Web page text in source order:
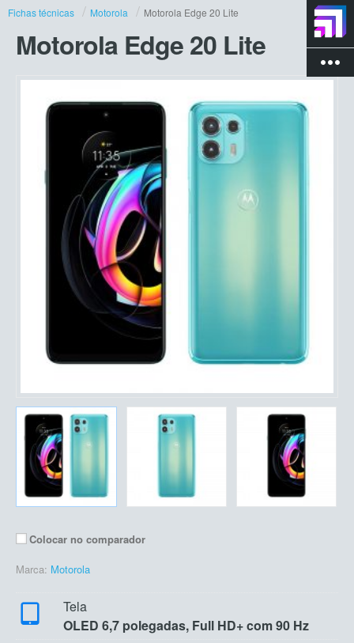
more_vert
Fichas técnicas Motorola Motorola Edge 20 Lite
Motorola Edge 20 Lite
Colocar no comparador
Marca: Motorola
Tela
OLED 6,7 polegadas, Full HD+ com 90 Hz